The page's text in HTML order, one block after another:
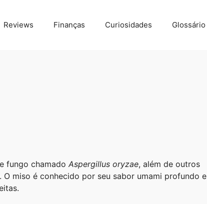
Reviews Finanças Curiosidades Glossário
fungo chamado Aspergillus oryzae, além de outros
miso é conhecido por seu sabor umami profundo e